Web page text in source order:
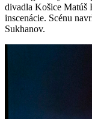
divadla Košice Matúš
inscenácie. Scénu
Sukhanov.